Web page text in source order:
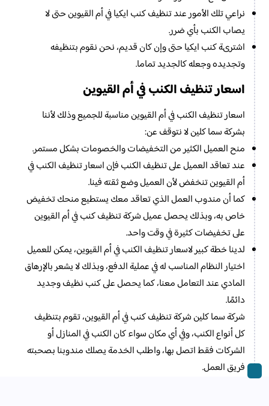
نراعي تلك الأمور عند تنظيف كنب ايكيا في أم القيوين حتى لا
يصاب الكنب بأي ضرر.
اشترىة كنب ايكيا حتى وإن كان قديم، نحن نقوم بتنظيفه
وتجديده وجعله كالجديد تماما.
اسعار تنظيف الكنب في أم القيوين
اسعار تنظيف الكنب في أم القيوين مناسبة للجميع وذلك لأننا
بشركة سما كلين لا نتوقف عن:
منح العميل الكثير من التخفيضات والخصومات بشكل مستمر.
عند تعاقد العميل على تنظيف الكنب فإن اسعار تنظيف الكنب في
أم القيوين تنخفض لأن العميل وضع ثقته فينا.
كما أن مندوب العمل الذي تعاقد معك يستطيع منحك تخفيض
خاص به، وبذلك يحصل عميل شركة تنظيف كنب في أم القيوين
على تخفيضات كثيرة في وقت واحد.
لدينا خطة كبير لاسعار تنظيف الكنب في أم القيوين، يمكن للعميل
اختيار النظام المناسب له في عملية الدفع، وبذلك لا يشعر بالإرهاق
المادي عند التعامل معنا، كما يحصل على كنب نظيف وجديد
دائمًا.
شركة سما كلين شركة تنظيف كنب في أم القيوين، تقوم بتنظيف
كل أنواع الكنب، وفي أي مكان سواء كان الكنب في المنازل أو
الشركات فقط اتصل بها، واطلب الخدمة يصلك مندوبنا بصحبته
فريق العمل.